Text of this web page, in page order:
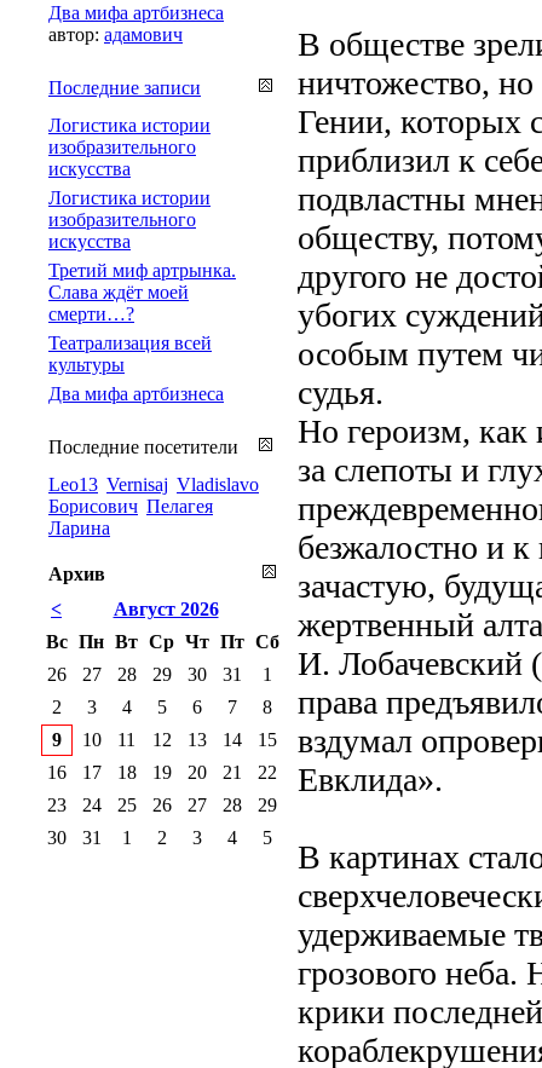
В обществе
ничтожество,
Гении, которых
приблизил к
подвластны
обществу,
другого не
убогих
особым путем
судья.
Но героизм, как
за слепоты и
безжалостно и
зачастую,
жертвенный
И. Лобачевский
права
вздумал
Евклида».
В картинах
удерживаемые
грозового
крики
Два мифа артбизнеса
автор: адамович
Последние записи
Логистика истории
изобразительного
искусства
Логистика истории
изобразительного
искусства
Третий миф артрынка.
Слава ждёт моей
смерти…?
Театрализация всей
культуры
Два мифа артбизнеса
Последние посетители
Leo13 Vernisaj Vladislavo
Борисович Пелагея
Ларина
Архив
<
Август 2026
Вс Пн Вт Ср Чт Пт Сб
26
27 28 29 30 31
1
2
3 4 5 6 7
8
9
10 11 12 13 14
15
16
17 18 19 20 21
22
23
24 25 26 27 28
29
30
31 1 2 3 4 5